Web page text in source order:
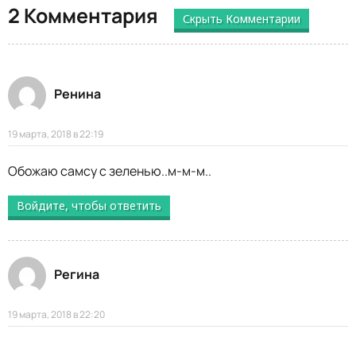
2 Комментария Скрыть Комментарии
Ренина
19 марта, 2018 в 22:19
Обожаю самсу с зеленью..м-м-м..
Войдите, чтобы ответить
Регина
19 марта, 2018 в 22:20